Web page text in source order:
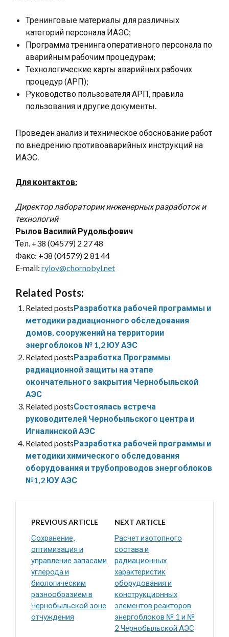
Тренинговые материалы для различных
категорий персонала ИАЭС;
Программа тренинга оперативного персонала по
аварийным рабочим процедурам;
Технологические карты аварийных рабочих
процедур (АРП);
Руководство пользователя АРП, правила
пользования и другие документы.
Проведен анализ и техническое обоснование работ
по внедрению противоаварийных инструкций на
ИАЭС.
Для контактов:
Директор лаборатории инженерных разработок и
технологий
Рылов Василий Рудольфович
Тел. +38 (04579) 2 27 48
Факс: +38 (04579) 2 81 44
E-mail: rylov@chornobyl.net
Related Posts:
Related postsРазработка рабочей программы и
методики радиационного обследования
домов, сооружений на территории
энергоблоков № 1,2 ЮУ АЭС
Related postsРазработка Программы
радиационной защиты на этапе
окончательного закрытия Чернобыльской
АЭС
Related postsСостоялась встреча
руководителей Чернобыльского центра и
Игналинской АЭС
Related postsРазработка рабочей программы и
методики химического обследования
оборудования и трубопроводов энергоблоков
№1,2 ЮУ АЭС
PREVIOUS ARTICLE
Сохранение,
оптимизация и
управление запасами
углерода и
биологическим
разнообразием в
Чернобыльской зоне
отчуждения
NEXT ARTICLE
Расчет изотопного
состава и
радиационных
характеристик
оборудования и
конструкционных
элементов реакторов
энергоблоков № 1 и №
2 Чернобыльской АЭС